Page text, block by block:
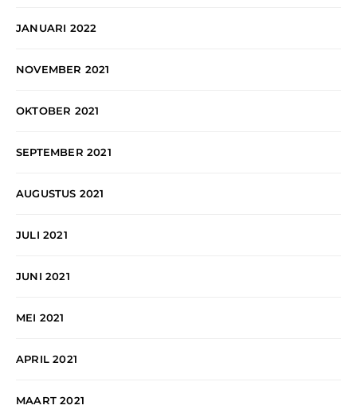
JANUARI 2022
NOVEMBER 2021
OKTOBER 2021
SEPTEMBER 2021
AUGUSTUS 2021
JULI 2021
JUNI 2021
MEI 2021
APRIL 2021
MAART 2021